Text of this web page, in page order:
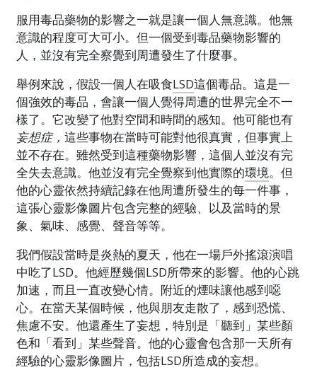
服用毒品藥物的影響之一就是讓一個人無意識。他無
意識的程度可大可小。但一個受到毒品藥物影響的
人，並沒有完全察覺到周遭發生了什麼事。
舉例來說，假設一個人在吸食LSD這個毒品。這是一
個強效的毒品，會讓一個人覺得周遭的世界完全不一
樣了。它改變了他對空間和時間的感知。他可能也有
妄想症， 這些事物在當時可能對他很真實，但事實上
並不存在。雖然受到這種藥物影響，這個人並沒有完
全失去意識。他並沒有完全覺察到他實際的環境。但
他的心靈依然持續記錄在他周遭所發生的每一件事，
這張心靈影像圖片包含完整的經驗、以及當時的景
象、氣味、感覺、聲音等等。
我們假設當時是炎熱的夏天，他在一場戶外搖滾演唱
中吃了LSD。他經歷幾個LSD所帶來的影響。他的心跳
加速，而且一直改變心情。附近的煙味讓他感到噁
心。在當天某個時候，他與朋友走散了，感到恐慌、
焦慮不安。他還產生了妄想，特別是「聽到」某些顏
色和「看到」某些聲音。他的心靈會包含那一天所有
經驗的心靈影像圖片，包括LSD所造成的妄想。